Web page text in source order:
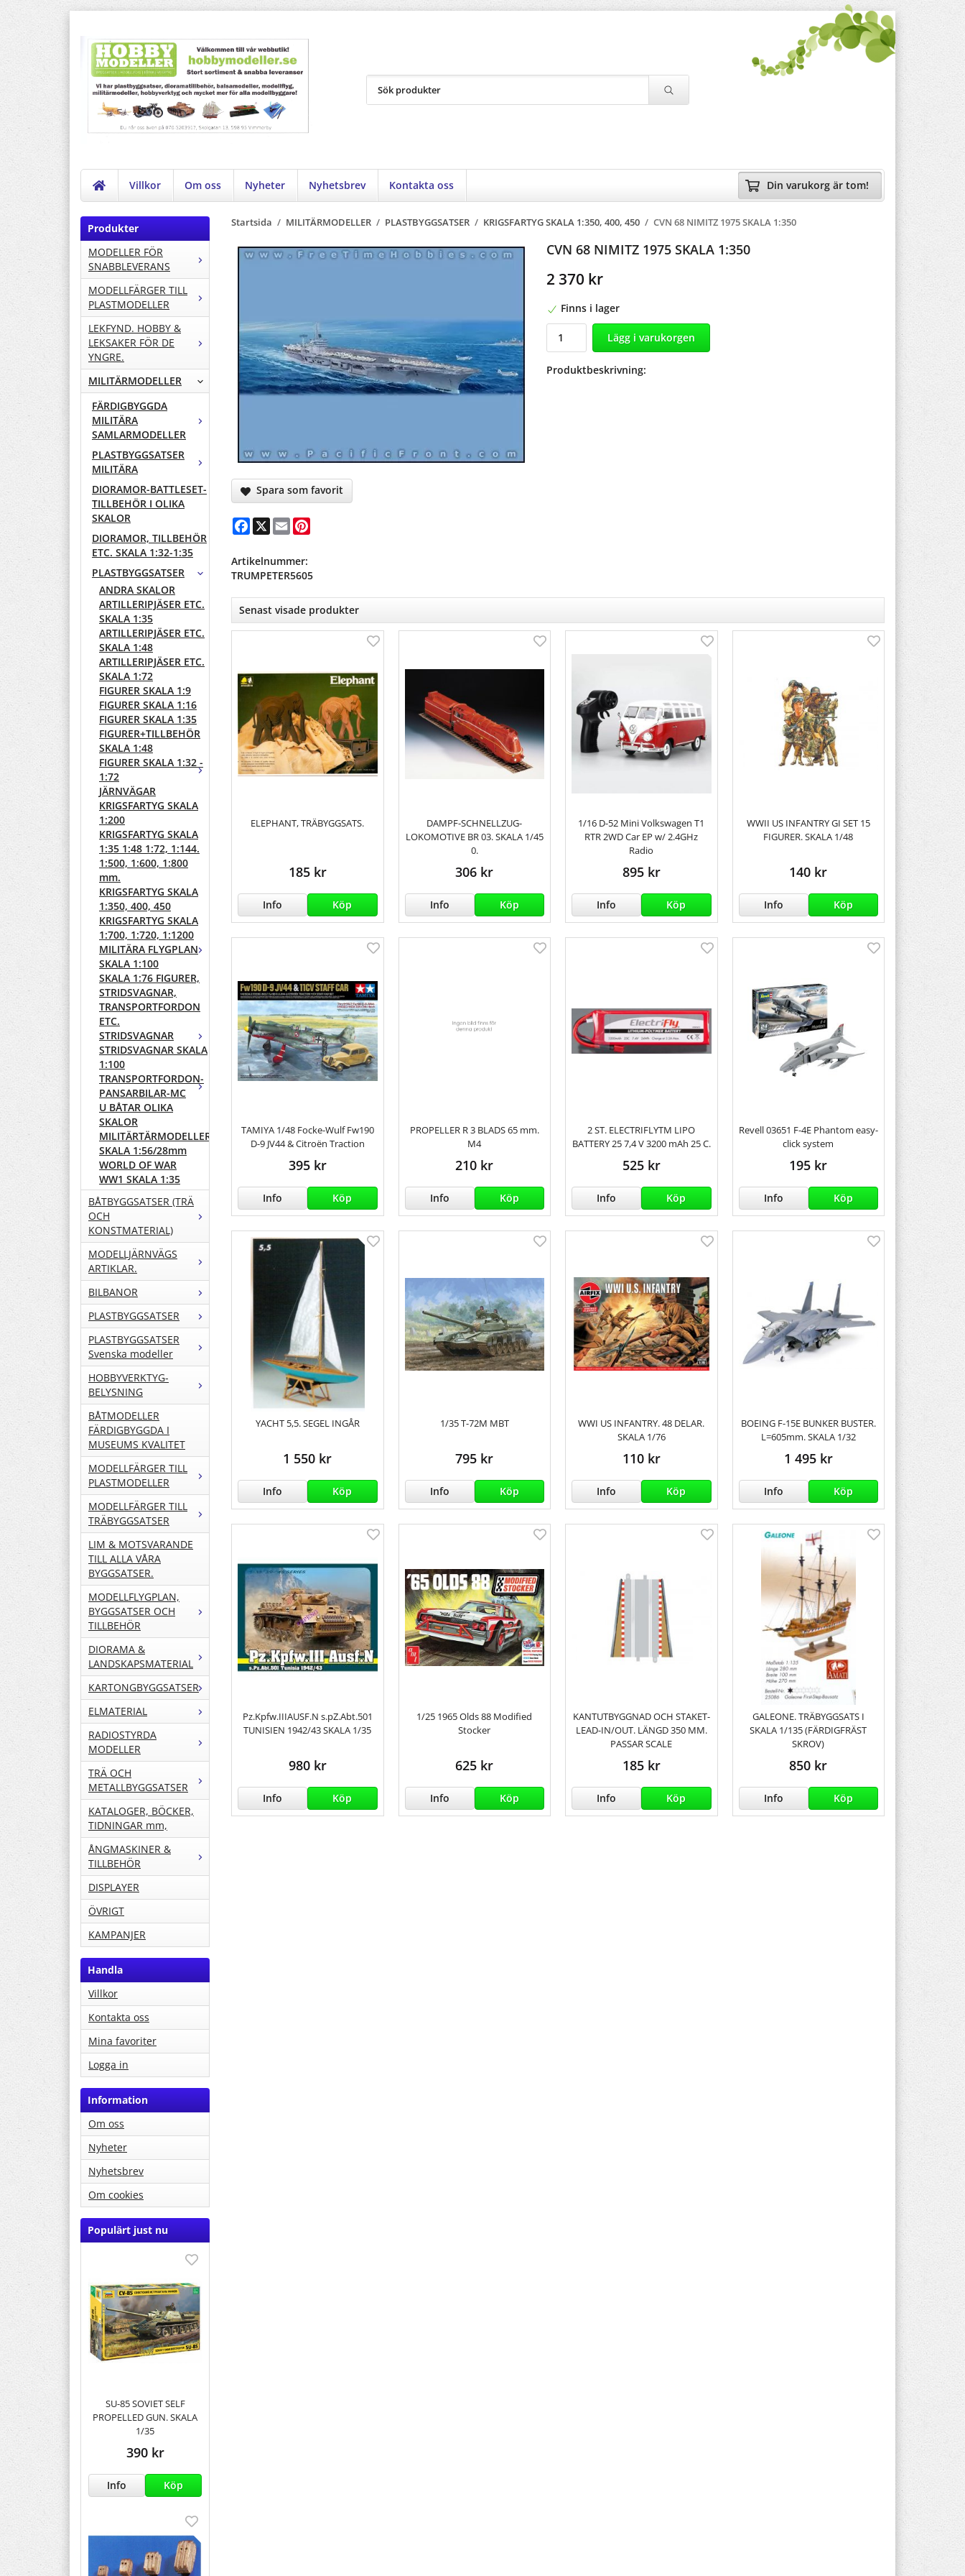
Villkor Om oss Nyheter Nyhetsbrev Kontakta oss Din varukorg är tom!
Produkter
MODELLER FÖR
SNABBLEVERANS
MODELLFÄRGER TILL
PLASTMODELLER
LEKFYND. HOBBY &
LEKSAKER FÖR DE
YNGRE.
MILITÄRMODELLER
FÄRDIGBYGGDA
MILITÄRA
SAMLARMODELLER
PLASTBYGGSATSER
MILITÄRA
DIORAMOR-BATTLESET-
TILLBEHÖR I OLIKA
SKALOR
DIORAMOR, TILLBEHÖR
ETC. SKALA 1:32-1:35
PLASTBYGGSATSER
ANDRA SKALOR
ARTILLERIPJÄSER ETC.
SKALA 1:35
ARTILLERIPJÄSER ETC.
SKALA 1:48
ARTILLERIPJÄSER ETC.
SKALA 1:72
FIGURER SKALA 1:9
FIGURER SKALA 1:16
FIGURER SKALA 1:35
FIGURER+TILLBEHÖR
SKALA 1:48
FIGURER SKALA 1:32 -
1:72
JÄRNVÄGAR
KRIGSFARTYG SKALA
1:200
KRIGSFARTYG SKALA
1:35 1:48 1:72, 1:144.
1:500, 1:600, 1:800
mm.
KRIGSFARTYG SKALA
1:350, 400, 450
KRIGSFARTYG SKALA
1:700, 1:720, 1:1200
MILITÄRA FLYGPLAN
SKALA 1:100
SKALA 1:76 FIGURER,
STRIDSVAGNAR,
TRANSPORTFORDON
ETC.
STRIDSVAGNAR
STRIDSVAGNAR SKALA
1:100
TRANSPORTFORDON-
PANSARBILAR-MC
U BÅTAR OLIKA
SKALOR
MILITÄRTÄRMODELLER
SKALA 1:56/28mm
WORLD OF WAR
WW1 SKALA 1:35
BÅTBYGGSATSER (TRÄ
OCH
KONSTMATERIAL)
MODELLJÄRNVÄGS
ARTIKLAR.
BILBANOR
PLASTBYGGSATSER
PLASTBYGGSATSER
Svenska modeller
HOBBYVERKTYG-
BELYSNING
BÅTMODELLER
FÄRDIGBYGGDA I
MUSEUMS KVALITET
MODELLFÄRGER TILL
PLASTMODELLER
MODELLFÄRGER TILL
TRÄBYGGSATSER
LIM & MOTSVARANDE
TILL ALLA VÅRA
BYGGSATSER.
MODELLFLYGPLAN,
BYGGSATSER OCH
TILLBEHÖR
DIORAMA &
LANDSKAPSMATERIAL
KARTONGBYGGSATSER
ELMATERIAL
RADIOSTYRDA
MODELLER
TRÄ OCH
METALLBYGGSATSER
KATALOGER, BÖCKER,
TIDNINGAR mm,
ÅNGMASKINER &
TILLBEHÖR
DISPLAYER
ÖVRIGT
KAMPANJER
Handla
Villkor
Kontakta oss
Mina favoriter
Logga in
Information
Om oss
Nyheter
Nyhetsbrev
Om cookies
Populärt just nu
SU-85 SOVIET SELF
PROPELLED GUN. SKALA
1/35
390 kr
Info Köp
Startsida / MILITÄRMODELLER / PLASTBYGGSATSER / KRIGSFARTYG SKALA 1:350, 400, 450 / CVN 68 NIMITZ 1975 SKALA 1:350
CVN 68 NIMITZ 1975 SKALA 1:350
2 370 kr
Finns i lager
Lägg i varukorgen
Produktbeskrivning:
Spara som favorit
Facebook
X Email
Artikelnummer:
TRUMPETER5605
Senast visade produkter
ELEPHANT, TRÄBYGGSATS.
185 kr
Info Köp
DAMPF-SCHNELLZUG-
LOKOMOTIVE BR 03. SKALA 1/45
0.
306 kr
Info Köp
1/16 D-52 Mini Volkswagen T1
RTR 2WD Car EP w/ 2.4GHz
Radio
895 kr
Info Köp
WWII US INFANTRY GI SET 15
FIGURER. SKALA 1/48
140 kr
Info Köp
TAMIYA 1/48 Focke-Wulf Fw190
D-9 JV44 & Citroën Traction
395 kr
Info Köp
PROPELLER R 3 BLADS 65 mm.
M4
210 kr
Info Köp
2 ST. ELECTRIFLYTM LIPO
BATTERY 25 7,4 V 3200 mAh 25 C.
525 kr
Info Köp
Revell 03651 F-4E Phantom easy-
click system
195 kr
Info Köp
YACHT 5,5. SEGEL INGÅR
1 550 kr
Info Köp
1/35 T-72M MBT
795 kr
Info Köp
WWI US INFANTRY. 48 DELAR.
SKALA 1/76
110 kr
Info Köp
BOEING F-15E BUNKER BUSTER.
L=605mm. SKALA 1/32
1 495 kr
Info Köp
Pz.Kpfw.IIIAUSF.N s.pZ.Abt.501
TUNISIEN 1942/43 SKALA 1/35
980 kr
Info Köp
1/25 1965 Olds 88 Modified
Stocker
625 kr
Info Köp
KANTUTBYGGNAD OCH STAKET-
LEAD-IN/OUT. LÄNGD 350 MM.
PASSAR SCALE
185 kr
Info Köp
GALEONE. TRÄBYGGSATS I
SKALA 1/135 (FÄRDIGFRÄST
SKROV)
850 kr
Info Köp